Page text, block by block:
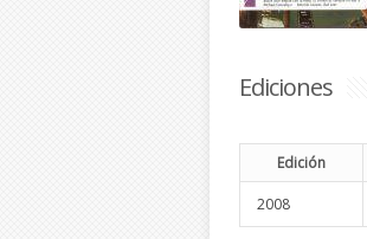
Ediciones
Edición
2008